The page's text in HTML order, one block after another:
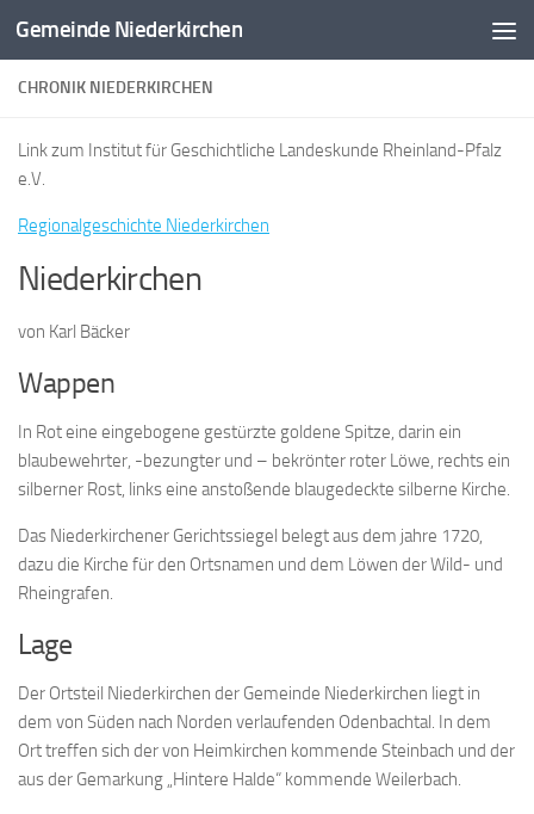
Zum Inhalt springen
Gemeinde Niederkirchen
CHRONIK NIEDERKIRCHEN
Link zum Institut für Geschichtliche Landeskunde Rheinland-Pfalz
e.V.
Regionalgeschichte Niederkirchen
Niederkirchen
von Karl Bäcker
Wappen
In Rot eine eingebogene gestürzte goldene Spitze, darin ein
blaubewehrter, -bezungter und – bekrönter roter Löwe, rechts ein
silberner Rost, links eine anstoßende blaugedeckte silberne Kirche.
Das Niederkirchener Gerichtssiegel belegt aus dem jahre 1720,
dazu die Kirche für den Ortsnamen und dem Löwen der Wild- und
Rheingrafen.
Lage
Der Ortsteil Niederkirchen der Gemeinde Niederkirchen liegt in
dem von Süden nach Norden verlaufenden Odenbachtal. In dem
Ort treffen sich der von Heimkirchen kommende Steinbach und der
aus der Gemarkung „Hintere Halde“ kommende Weilerbach.